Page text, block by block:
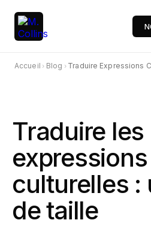
Accueil › Blog › Traduire Expressions
Traduire les
expressions
culturelles :
de taille